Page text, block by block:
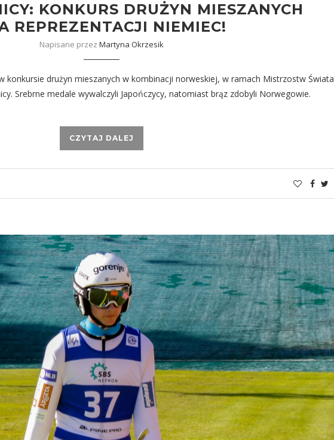
KONKURS DRUŻYN MIESZANYCH
REPREZENTACJI NIEMIEC!
Napisane przez Martyna Okrzesik
konkursie drużyn mieszanych w kombinacji norweskiej, w ramach Mistrzostw Świata
Srebrne medale wywalczyli Japończycy, natomiast brąz zdobyli Norwegowie.
CZYTAJ DALEJ